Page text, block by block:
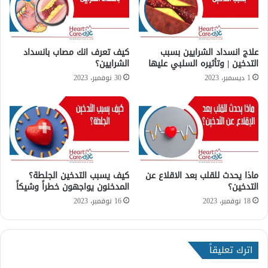
؟
ا
م
د
خ
ط
و
ر
ة
ل
ر
ج
ا
ن
ل
علاج انسداد الشرايين بسبب
التدخين | وتأثيره السلبي عليها
1 ديسمبر، 2023
كيف تعرف انك مصاب بانسداد
الشرايين؟
30 نوفمبر، 2023
ماذا يحدث للقلب بعد الاقلاع عن
التدخين؟
18 نوفمبر، 2023
كيف يسبب التدخين الجلطة؟
المدخنون يواجهون خطراً وشيكاً
16 نوفمبر، 2023
اترك تعليقاً